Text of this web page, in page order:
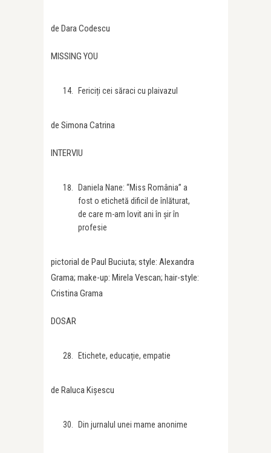
de Dara Codescu
MISSING YOU
Fericiți cei săraci cu plaivazul
de Simona Catrina
INTERVIU
Daniela Nane: “Miss România” a
fost o etichetă dificil de înlăturat,
de care m-am lovit ani în șir în
profesie
pictorial de Paul Buciuta; style: Alexandra
Grama; make-up: Mirela Vescan; hair-style:
Cristina Grama
DOSAR
Etichete, educație, empatie
de Raluca Kișescu
Din jurnalul unei mame anonime